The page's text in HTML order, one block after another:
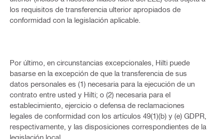
los requisitos de transferencia ulterior apropiados de
conformidad con la legislación aplicable.
Por último, en circunstancias excepcionales, Hilti puede
basarse en la excepción de que la transferencia de sus
datos personales es (1) necesaria para la ejecución de un
contrato entre usted y Hilti; o (2) necesaria para el
establecimiento, ejercicio o defensa de reclamaciones
legales de conformidad con los artículos 49(1)(b) y (e) GDPR,
respectivamente, y las disposiciones correspondientes de la
legislación local.